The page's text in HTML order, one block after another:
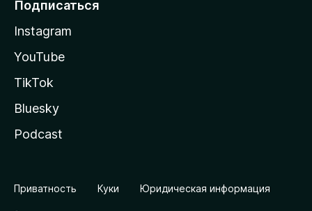
Подписаться
Instagram
YouTube
TikTok
Bluesky
Podcast
Приватность Куки Юридическая информация